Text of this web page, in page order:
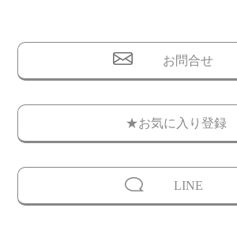
お問合せ
★お気に入り登録
LINE